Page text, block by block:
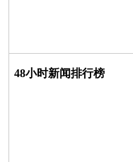
48小时新闻排行榜